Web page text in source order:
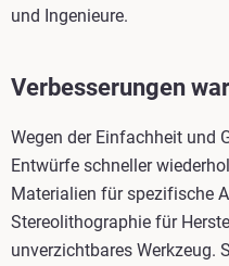
und Ingenieure.
Verbesserungen
Wegen der Einfachheit und
Entwürfe schneller
Materialien für spezifische
Stereolithographie für
unverzichtbares Werkzeug.